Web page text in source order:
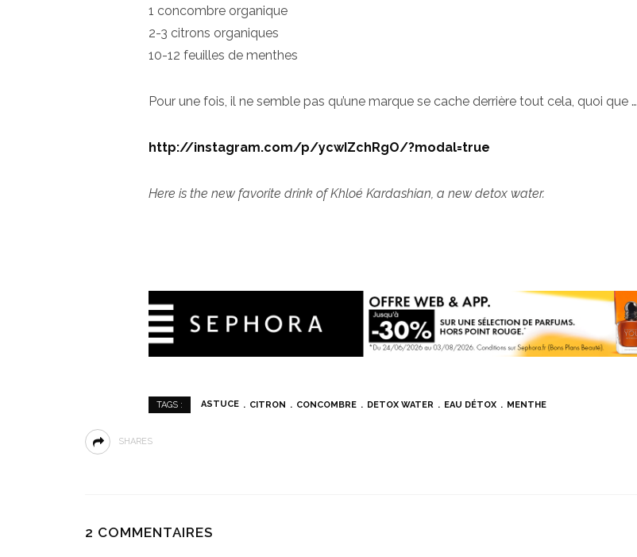
1 concombre organique
2-3 citrons organiques
10-12 feuilles de menthes
Pour une fois, il ne semble pas qu’une marque se cache derrière tout cela, quoi que …
http://instagram.com/p/ycwIZchRgO/?modal=true
Here is the new favorite drink of Khloé Kardashian, a new detox water.
TAGS : ASTUCE CITRON CONCOMBRE DETOX WATER EAU DÉTOX MENTHE
SHARES
2 COMMENTAIRES